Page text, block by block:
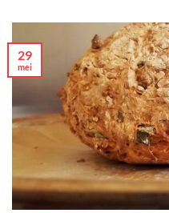
29
mei